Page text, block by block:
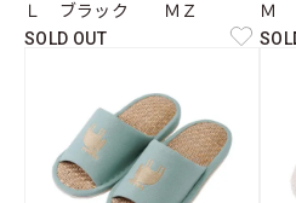
Ｌ ブラック ＭＺ
SOLD OUT
Ｍ